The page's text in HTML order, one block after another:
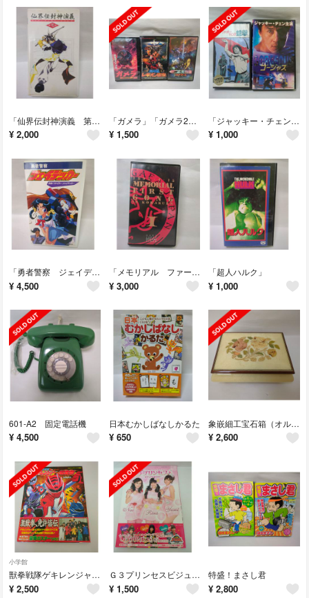
「仙界伝封神演義 第壱巻」
¥ 2,000
「ガメラ」「ガメラ2」「ガメラ3」
¥ 1,500
「ジャッキー・チェンの蛇拳」「ゴージャス」
¥ 1,000
「勇者警察 ジェイデッカー」
¥ 4,500
「メモリアル ファースト ゴングⅠ」
¥ 3,000
「超人ハルク」
¥ 1,000
601-A2 固定電話機
¥ 4,500
日本むかしばなしかるた
¥ 650
象嵌細工宝石箱（オルゴール）
¥ 2,600
小学館
獣拳戦隊ゲキレンジャ－超全集
¥ 2,500
Ｇ３プリンセスビジュアルＢＯＯＫ
¥ 1,500
特盛！まさし君
¥ 2,800